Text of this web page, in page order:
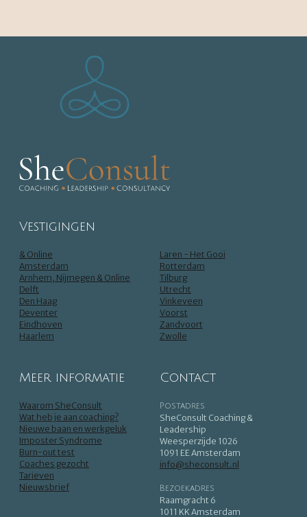
Vestigingen
& Online
Amsterdam
Arnhem, Nijmegen & Online
Delft
Den Haag
Deventer
Eindhoven
Haarlem
Laren - Het Gooi
Rotterdam
Tilburg
Utrecht
Vinkeveen
Voorst
Zandvoort
Zwolle
Meer informatie
Waarom SheConsult
Wat heb je aan coaching?
Nieuwe baan en werkgeluk
Imposter Syndrome
Burn-out test
Coaches gezocht
Tarieven
Nieuwsbrief
Contact
Postadres
SheConsult Coaching &
Leadership
Weesperzijde 1026
1091 EE Amsterdam
info@sheconsult.nl
Bezoekadres
Raamgracht 6
1011 KK Amsterdam